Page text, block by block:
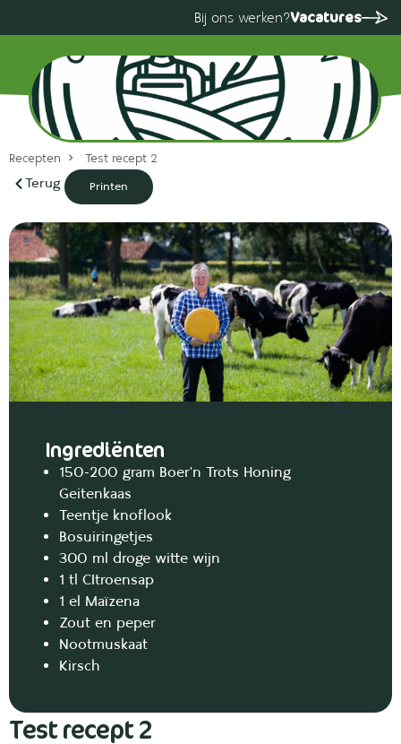
Bij ons werken?Vacatures
Recepten Test recept 2
Terug Printen
Ingrediënten
150-200 gram Boer’n Trots Honing
Geitenkaas
Teentje knoflook
Bosuiringetjes
300 ml droge witte wijn
1 tl CItroensap
1 el Maïzena
Zout en peper
Nootmuskaat
Kirsch
Test recept 2